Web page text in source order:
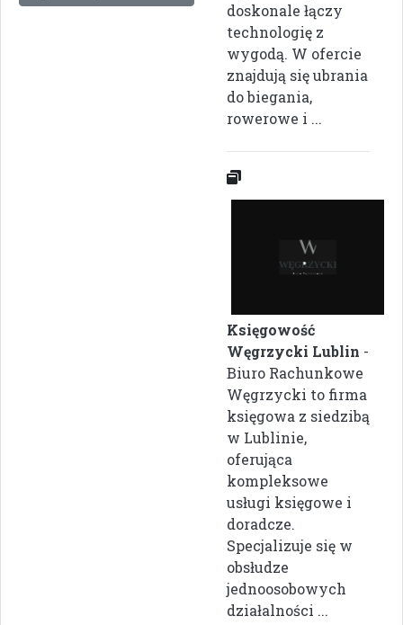
doskonale łączy
technologię z
wygodą. W ofercie
znajdują się ubrania
do biegania,
rowerowe i ...
Księgowość
Węgrzycki Lublin -
Biuro Rachunkowe
Węgrzycki to firma
księgowa z siedzibą
w Lublinie,
oferująca
kompleksowe
usługi księgowe i
doradcze.
Specjalizuje się w
obsłudze
jednoosobowych
działalności ...